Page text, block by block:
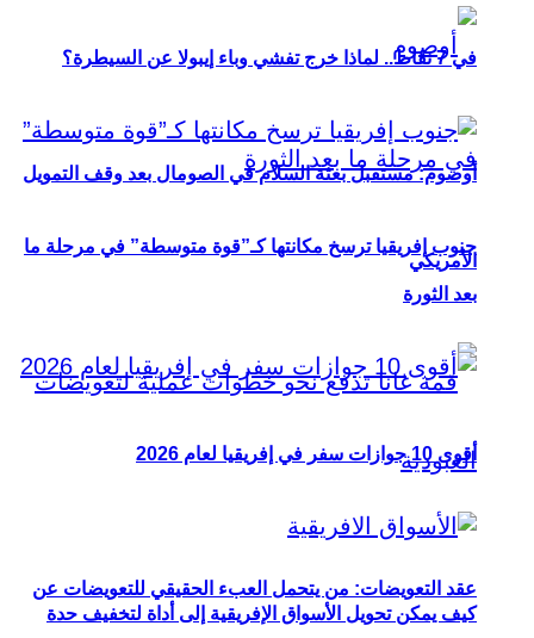
أوصوم: مستقبل بعثة السلام في الصومال بعد وقف التمويل
الأمريكي
عقد التعويضات: من يتحمل العبء الحقيقي للتعويضات عن
في 7 نقاط.. لماذا خرج تفشي وباء إيبولا عن السيطرة؟
جنوب إفريقيا ترسخ مكانتها كـ”قوة متوسطة” في مرحلة ما
بعد الثورة
أقوى 10 جوازات سفر في إفريقيا لعام 2026
كيف يمكن تحويل الأسواق الإفريقية إلى أداة لتخفيف حدة